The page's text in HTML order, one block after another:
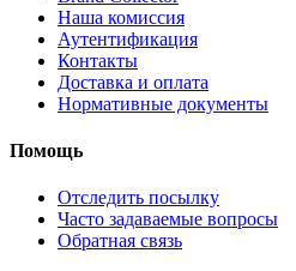
Наша комиссия
Аутентификация
Контакты
Доставка и оплата
Нормативные документы
Помощь
Отследить посылку
Часто задаваемые вопросы
Обратная связь